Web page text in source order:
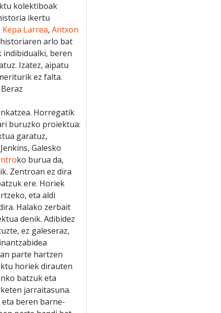
kolektiboak
ikertu
Kepa Larrea, Antxon
arlo bat
indibidualki, beren
Izatez, aipatu
ez falta.
Horregatik
buruzko proiektua:
garatuz,
Galesko
ko burua da,
Zentroan ez dira
ere. Horiek
eta aldi
Halako zerbait
denik. Adibidez
ez galeseraz,
parte hartzen
horiek dirauten
batzuk eta
jarraitasuna.
beren barne-